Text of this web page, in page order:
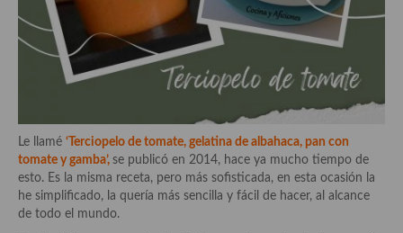
Aderezos, salsas, vinagretas, especias, hierbas aromáticas o
aditivos
Especias, mezclas de especias
Aceites
Mojos y pastas
Sales y polvos
Le llamé ‘Terciopelo de tomate, gelatina de albahaca, pan con
tomate y gamba’, se publicó en 2014, hace ya mucho tiempo de
esto. Es la misma receta, pero más sofisticada, en esta ocasión la
he simplificado, la quería más sencilla y fácil de hacer, al alcance
de todo el mundo.